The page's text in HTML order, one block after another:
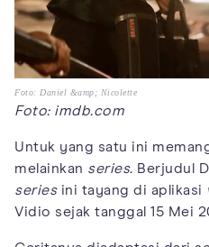
Foto: Daniel &amp; Nicolette
Foto: imdb.com
Untuk yang satu ini
melainkan series. Berjudul
seriesini tayang di aplikasi
Vidio sejak tanggal 15 Mei